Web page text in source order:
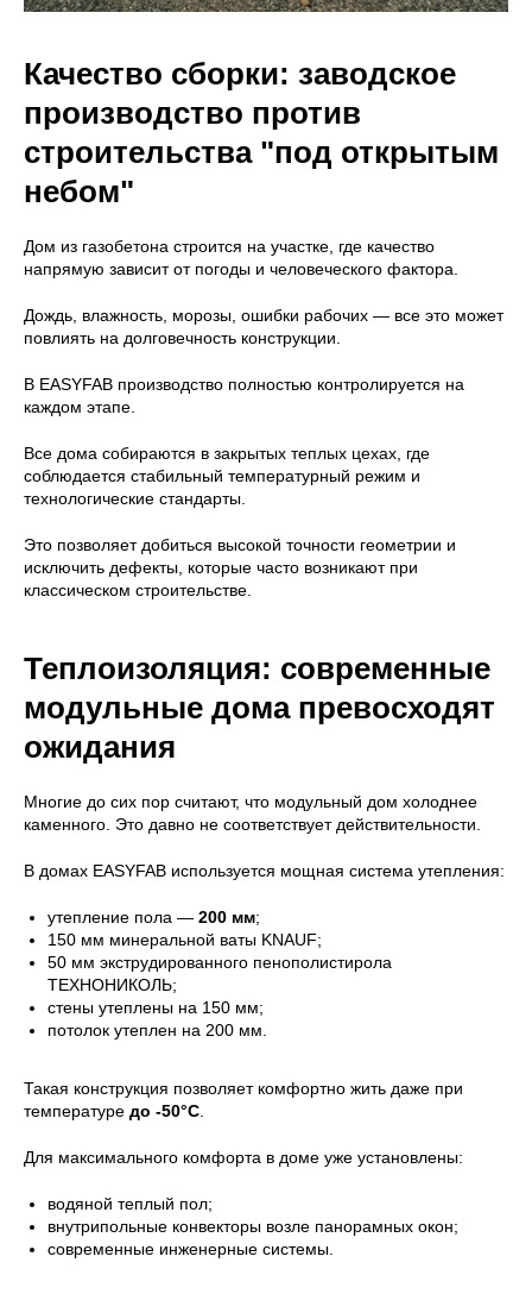
Качество сборки: заводское
производство против
строительства "под открытым
небом"
Дом из газобетона строится на участке, где качество
напрямую зависит от погоды и человеческого фактора.
Дождь, влажность, морозы, ошибки рабочих — все это может
повлиять на долговечность конструкции.
В EASYFAB производство полностью контролируется на
каждом этапе.
Все дома собираются в закрытых теплых цехах, где
соблюдается стабильный температурный режим и
технологические стандарты.
Это позволяет добиться высокой точности геометрии и
исключить дефекты, которые часто возникают при
классическом строительстве.
Теплоизоляция: современные
модульные дома превосходят
ожидания
Многие до сих пор считают, что модульный дом холоднее
каменного. Это давно не соответствует действительности.
В домах EASYFAB используется мощная система утепления:
утепление пола — 200 мм;
150 мм минеральной ваты KNAUF;
50 мм экструдированного пенополистирола
ТЕХНОНИКОЛЬ;
стены утеплены на 150 мм;
потолок утеплен на 200 мм.
Такая конструкция позволяет комфортно жить даже при
температуре до -50°C.
Для максимального комфорта в доме уже установлены:
водяной теплый пол;
внутрипольные конвекторы возле панорамных окон;
современные инженерные системы.